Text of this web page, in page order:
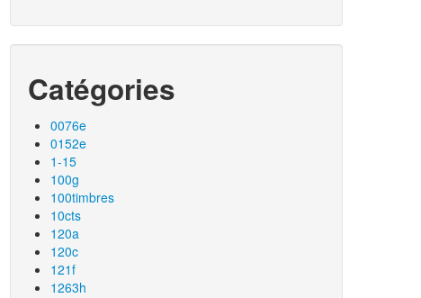
Catégories
0076e
0152e
1-15
100g
100timbres
10cts
120a
120c
121f
1263h